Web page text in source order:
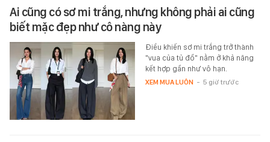
Ai cũng có sơ mi trắng, nhưng không phải ai cũng
biết mặc đẹp như cô nàng này
Điều khiến sơ mi trắng trở thành
"vua của tủ đồ" nằm ở khả năng
kết hợp gần như vô hạn.
XEM MUA LUÔN - 5 giờ trước